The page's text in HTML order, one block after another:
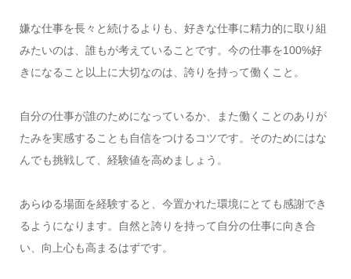
嫌な仕事を長々と続けるよりも、好きな仕事に精力的に取り組
みたいのは、誰もが考えていることです。今の仕事を100%好
きになること以上に大切なのは、誇りを持って働くこと。
自分の仕事が誰のためになっているか、また働くことのありが
たみを実感することも自信をつけるコツです。そのためにはな
んでも挑戦して、経験値を高めましょう。
あらゆる場面を経験すると、今置かれた環境にとても感謝でき
るようになります。自然と誇りを持って自分の仕事に向き合
い、向上心も高まるはずです。